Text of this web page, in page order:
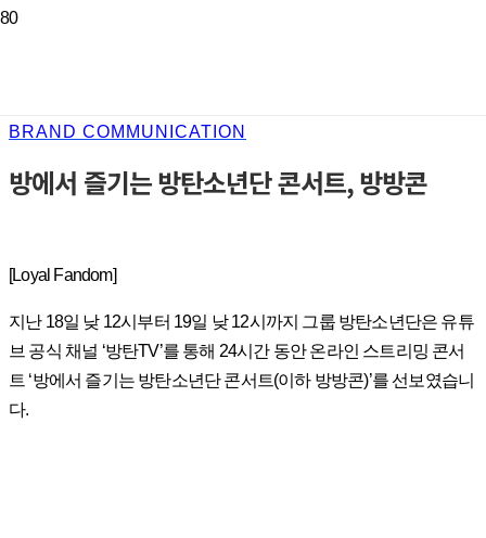
BRAND COMMUNICATION
방에서 즐기는 방탄소년단 콘서트, 방방콘
[Loyal Fandom]
지난 18일 낮 12시부터 19일 낮 12시까지 그룹 방탄소년단은 유튜
브 공식 채널 ‘방탄TV’를 통해 24시간 동안 온라인 스트리밍 콘서
트 ‘방에서 즐기는 방탄소년단 콘서트(이하 방방콘)’를 선보였습니
다.